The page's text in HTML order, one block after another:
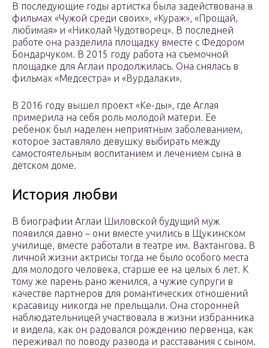
В последующие годы артистка была задействована в
фильмах «Чужой среди своих», «Кураж», «Прощай,
любимая» и «Николай Чудотворец». В последней
работе она разделила площадку вместе с Федором
Бондарчуком. В 2015 году работа на съемочной
площадке для Аглаи продолжилась. Она снялась в
фильмах «Медсестра» и «Вурдалаки».
В 2016 году вышел проект «Ке-ды», где Аглая
примерила на себя роль молодой матери. Ее
ребенок был наделен неприятным заболеванием,
которое заставляло девушку выбирать между
самостоятельным воспитанием и лечением сына в
детском доме.
История любви
В биографии Аглаи Шиловской будущий муж
появился давно – они вместе учились в Щукинском
училище, вместе работали в театре им. Вахтангова. В
личной жизни актрисы тогда не было особого места
для молодого человека, старше ее на целых 6 лет. К
тому же парень рано женился, а чужие супруги в
качестве партнеров для романтических отношений
красавицу никогда не прельщали. Она сторонней
наблюдательницей участвовала в жизни избранника
и видела, как он радовался рождению первенца, как
переживал по поводу развода и расставания с сыном.